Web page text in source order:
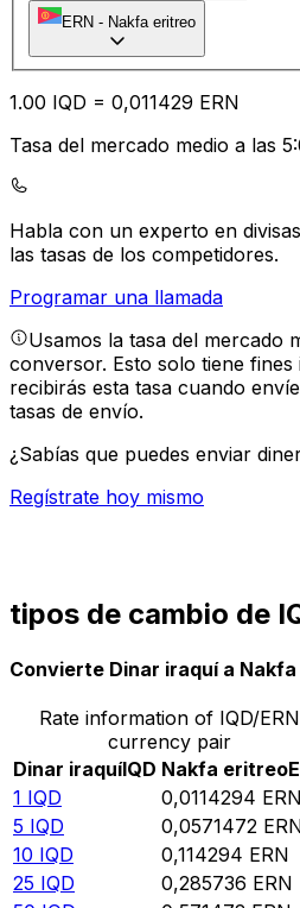
ERN - Nakfa eritreo
1.00 IQD = 0,011429 ERN
Tasa del mercado medio a las
Habla con un experto en
las tasas de los competidores.
Programar una llamada
Usamos la tasa del mercado
conversor. Esto solo tiene
recibirás esta tasa cuando
tasas de envío.
¿Sabías que puedes enviar
Regístrate hoy mismo
tipos de cambio de
Convierte Dinar iraquí a
Rate information of IQD/ERN
currency pair
Dinar iraquíIQD Nakfa eritreo
1 IQD 0,0114294 ERN
5 IQD 0,0571472
10 IQD 0,114294 ERN
25 IQD 0,285736 ERN